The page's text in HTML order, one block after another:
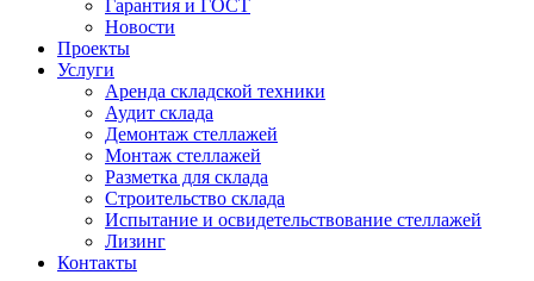
Гарантия и ГОСТ
Новости
Проекты
Услуги
Аренда складской техники
Аудит склада
Демонтаж стеллажей
Монтаж стеллажей
Разметка для склада
Строительство склада
Испытание и освидетельствование стеллажей
Лизинг
Контакты